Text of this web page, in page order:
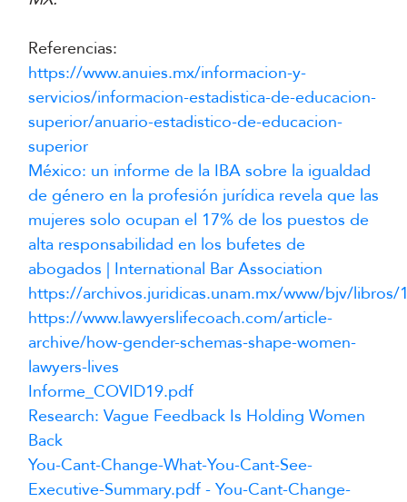
Referencias:
https://www.anuies.mx/informacion-y-
servicios/informacion-estadistica-de-educacion-
superior/anuario-estadistico-de-educacion-
superior
México: un informe de la IBA sobre la igualdad
de género en la profesión jurídica revela que las
mujeres solo ocupan el 17% de los puestos de
alta responsabilidad en los bufetes de
abogados | International Bar Association
https://archivos.juridicas.unam.mx/www/bjv/
https://www.lawyerslifecoach.com/article-
archive/how-gender-schemas-shape-women-
lawyers-lives
Informe_COVID19.pdf
Research: Vague Feedback Is Holding Women
Back
You-Cant-Change-What-You-Cant-See-
Executive-Summary.pdf - You-Cant-Change-